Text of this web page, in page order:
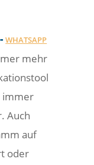
-WHATSAPP
mehr
immer
Auch
auf
oder